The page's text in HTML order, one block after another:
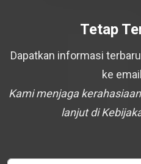
Tetap
Dapatkan informasi
ke
Kami menjaga
lanjut di